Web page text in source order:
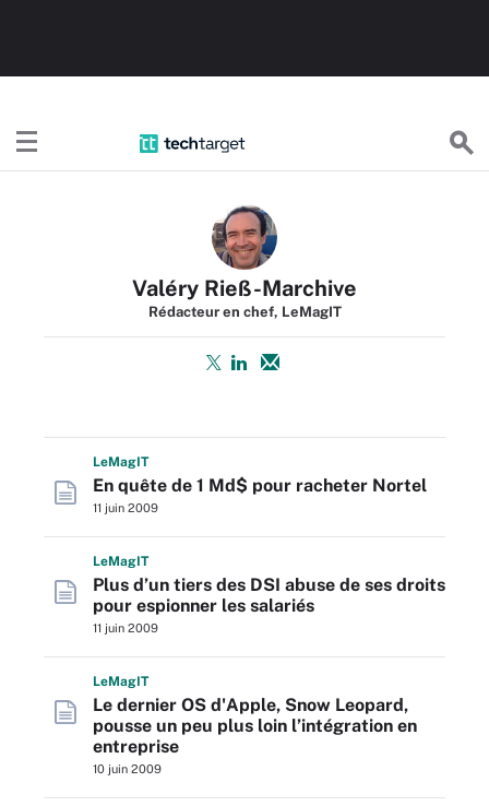
Valéry Rieß-Marchive
Rédacteur en chef, LeMagIT
LeMagIT
En quête de 1 Md$ pour racheter Nortel
11 juin 2009
LeMagIT
Plus d’un tiers des DSI abuse de ses droits
pour espionner les salariés
11 juin 2009
LeMagIT
Le dernier OS d'Apple, Snow Leopard,
pousse un peu plus loin l’intégration en
entreprise
10 juin 2009